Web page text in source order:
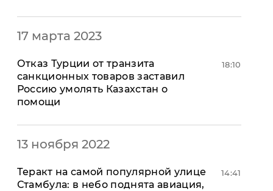
17 марта 2023
Отказ Турции от транзита
санкционных товаров заставил
Россию умолять Казахстан о
помощи
18:10
13 ноября 2022
Теракт на самой популярной улице
Стамбула: в небо поднята авиация,
14:41